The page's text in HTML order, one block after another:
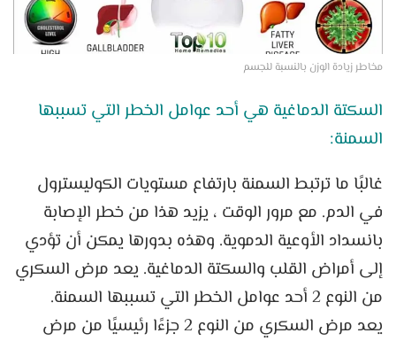
مخاطر زيادة الوزن بالنسبة للجسم
السكتة الدماغية هي أحد عوامل الخطر التي تسببها
السمنة:
غالبًا ما ترتبط السمنة بارتفاع مستويات الكوليسترول
في الدم. مع مرور الوقت ، يزيد هذا من خطر الإصابة
بانسداد الأوعية الدموية. وهذه بدورها يمكن أن تؤدي
إلى أمراض القلب والسكتة الدماغية. يعد مرض السكري
من النوع 2 أحد عوامل الخطر التي تسببها السمنة.
يعد مرض السكري من النوع 2 جزءًا رئيسيًا من مرض